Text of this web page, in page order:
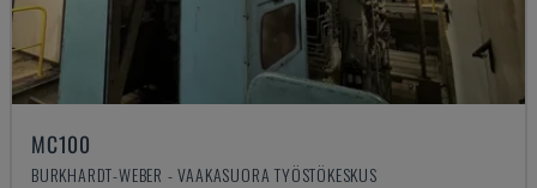
MC100
BURKHARDT-WEBER - VAAKASUORA TYÖSTÖKESKUS